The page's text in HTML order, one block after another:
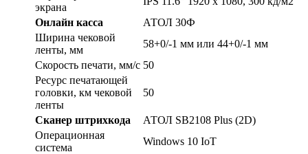
экрана
Онлайн касса
АТОЛ 30Ф
Ширина чековой
ленты, мм
58+0/-1 мм или 44+0/-1 мм
Скорость печати, мм/с 50
Ресурс печатающей
головки, км чековой
ленты
50
Сканер штрихкода
АТОЛ SB2108 Plus (2D)
Операционная
система
Windows 10 IoT